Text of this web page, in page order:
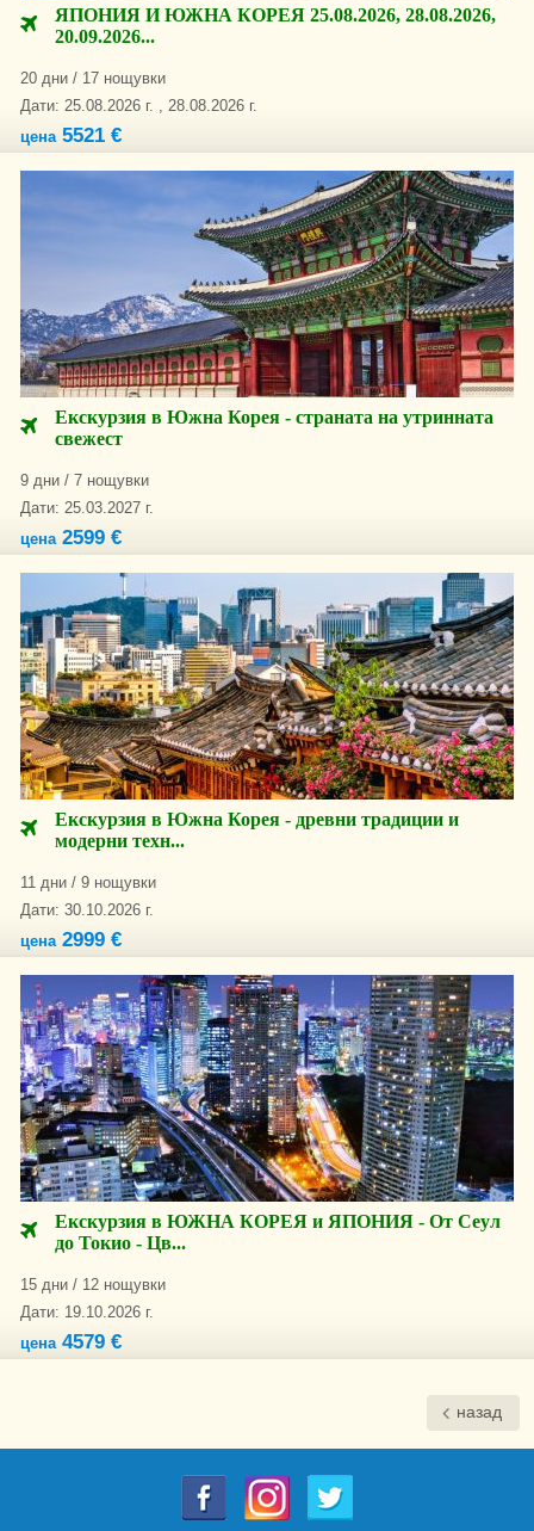
ЯПОНИЯ И ЮЖНА КОРЕЯ 25.08.2026, 28.08.2026,
20.09.2026...
20 дни / 17 нощувки
Дати: 25.08.2026 г. , 28.08.2026 г.
цена5521 €
Екскурзия в Южна Корея - страната на утринната
свежест
9 дни / 7 нощувки
Дати: 25.03.2027 г.
цена2599 €
Екскурзия в Южна Корея - древни традиции и
модерни техн...
11 дни / 9 нощувки
Дати: 30.10.2026 г.
цена2999 €
Екскурзия в ЮЖНА КОРЕЯ и ЯПОНИЯ - От Сеул
до Токио - Цв...
15 дни / 12 нощувки
Дати: 19.10.2026 г.
цена4579 €
назад